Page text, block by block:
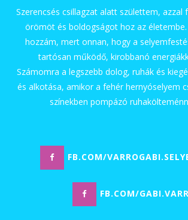
Szerencsés csillagzat alatt születtem, azzal
örömöt és boldogságot hoz az életembe.
hozzám, mert onnan, hogy a
tartósan működő, kirobbanó
Számomra a legszebb dolog, ruhák és
és alkotása, amikor a fehér hernyóselyem
színekben pompázó
FB.COM/
FB.COM/